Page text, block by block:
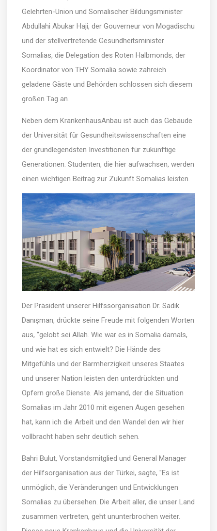
Gelehrten-Union und Somalischer Bildungsminister
Abdullahi Abukar Haji, der Gouverneur von Mogadischu
und der stellvertretende Gesundheitsminister
Somalias, die Delegation des Roten Halbmonds, der
Koordinator von THY Somalia sowie zahreich
geladene Gäste und Behörden schlossen sich diesem
großen Tag an.
Neben dem KrankenhausAnbau ist auch das Gebäude
der Universität für Gesundheitswissenschaften eine
der grundlegendsten Investitionen für zukünftige
Generationen. Studenten, die hier aufwachsen, werden
einen wichtigen Beitrag zur Zukunft Somalias leisten.
Der Präsident unserer Hilfssorganisation Dr. Sadık
Danışman, drückte seine Freude mit folgenden Worten
aus, “gelobt sei Allah. Wie war es in Somalia damals,
und wie hat es sich entwielt? Die Hände des
Mitgefühls und der Barmherzigkeit unseres Staates
und unserer Nation leisten den unterdrückten und
Opfern große Dienste. Als jemand, der die Situation
Somalias im Jahr 2010 mit eigenen Augen gesehen
hat, kann ich die Arbeit und den Wandel den wir hier
vollbracht haben sehr deutlich sehen.
Bahri Bulut, Vorstandsmitglied und General Manager
der Hilfsorganisation aus der Türkei, sagte, "Es ist
unmöglich, die Veränderungen und Entwicklungen
Somalias zu übersehen. Die Arbeit aller, die unser Land
zusammen vertreten, geht ununterbrochen weiter.